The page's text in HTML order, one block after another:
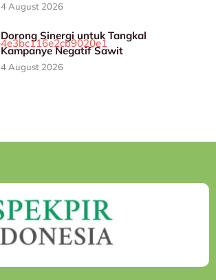
4 August 2026
Dorong Sinergi untuk Tangkal
Kampanye Negatif Sawit
4 August 2026